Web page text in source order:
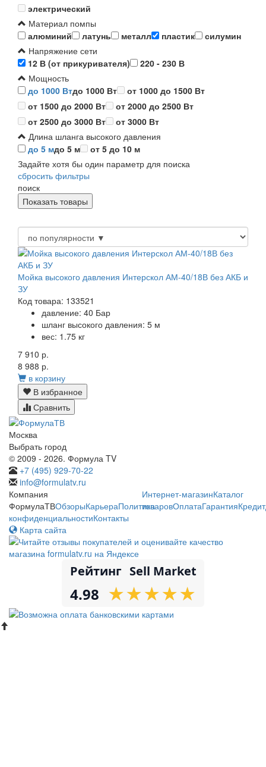
электрический
Материал помпы
алюминий
латунь металл пластик
силумин
Напряжение сети
12 В (от прикуривателя)
220 - 230 В
Мощность
до 1000 Втдо 1000 Вт
от 1000 до 1500 Вт
от 1500 до 2000 Вт
от 2000 до 2500 Вт
от 2500 до 3000 Вт
от 3000 Вт
Длина шланга высокого давления
до 5 мдо 5 м
от 5 до 10 м
Задайте хотя бы один параметр для поиска
сбросить фильтры
поиск
Мойка высокого давления Интерскол АМ-40/18В без АКБ и
ЗУ
Код товара: 133521
давление: 40 Бар
шланг высокого давления: 5 м
вес: 1.75 кг
7 910 р.
8 988 р.
в корзину
В избранное
Сравнить
Москва
Выбрать город
© 2009 - 2026. Формула TV
+7 (495) 929-70-22
info@formulatv.ru
Компания
ФормулаТВОбзорыКарьераПолитика
конфиденциальностиКонтакты
Интернет-магазинКаталог
товаровОплатаГарантияКредит
Карта сайта
Рейтинг Sell Market
4.98 ★
★★
★★
★★
★★
★